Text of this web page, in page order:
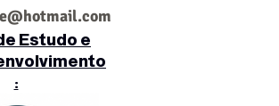
Estudo e
: